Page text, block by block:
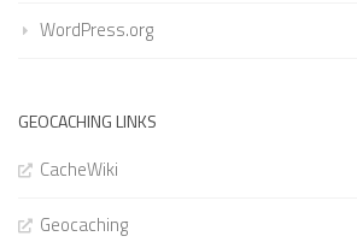
WordPress.org
GEOCACHING LINKS
CacheWiki
Geocaching